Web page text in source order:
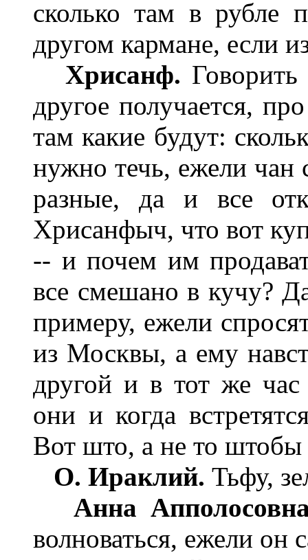
сколько там в рубле
другом кармане, если
Хрисанф.
другое получается,
там какие будут:
нужно течь, ежели чан
разные, да и все
Хрисанфыч, что вот
-- и почем им
все смешано в кучу?
примеру, ежели
из Москвы, а ему
другой и в тот же
они и когда
Вот што, а не то штобы
О. Ираклий. Тьфу,
Анна
волноваться, ежели он